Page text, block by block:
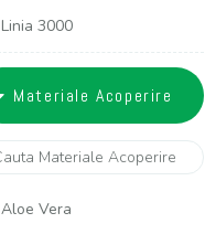
Linia 3000
Materiale Acoperire
Aloe Vera